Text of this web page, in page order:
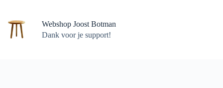
inhoud
Webshop Joost Botman
Dank voor je support!